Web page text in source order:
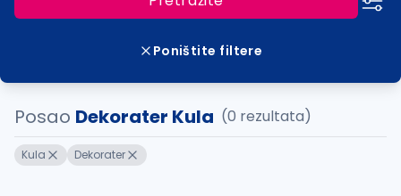
Poništite filtere
Posao Dekorater Kula (0 rezultata)
Kula Dekorater